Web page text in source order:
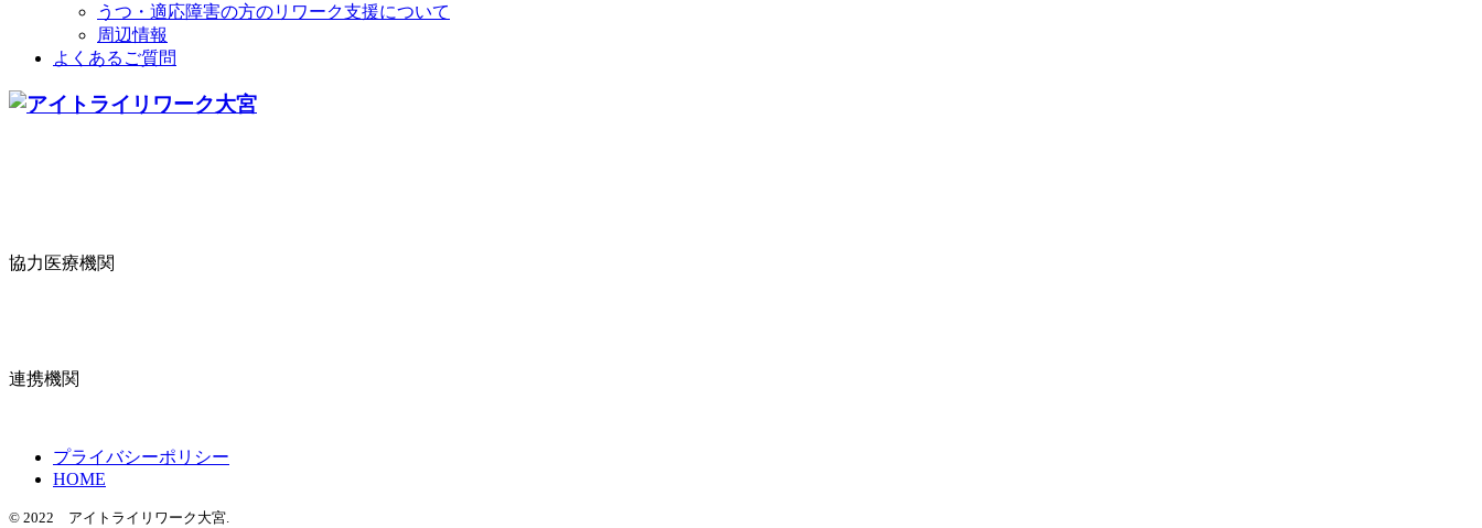
うつ・適応障害の方のリワーク支援について
周辺情報
よくあるご質問
協力医療機関
連携機関
プライバシーポリシー
HOME
© 2022 アイトライリワーク大宮.